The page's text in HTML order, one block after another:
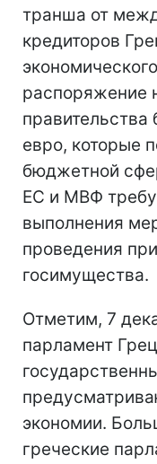
транша от
кредиторов
распоряжение
евро, которые
бюджетной
ЕС и МВФ
выполнения
проведения
госимущества.
Отметим, 7
парламент
экономии.
греческие